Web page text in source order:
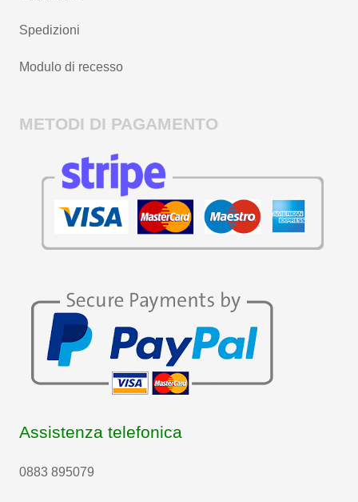
Spedizioni
Modulo di recesso
METODI DI PAGAMENTO
Assistenza telefonica
0883 895079